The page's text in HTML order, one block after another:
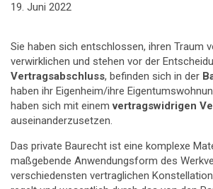
19. Juni 2022
Sie haben sich entschlossen, ihren Traum
verwirklichen und stehen vor der
Vertragsabschluss, befinden sich in der
haben ihr Eigenheim/ihre
haben sich mit einemvertragswidrigen
auseinanderzusetzen.
Das private Baurecht ist eine komplexe
maßgebende Anwendungsform des
verschiedensten vertraglichen